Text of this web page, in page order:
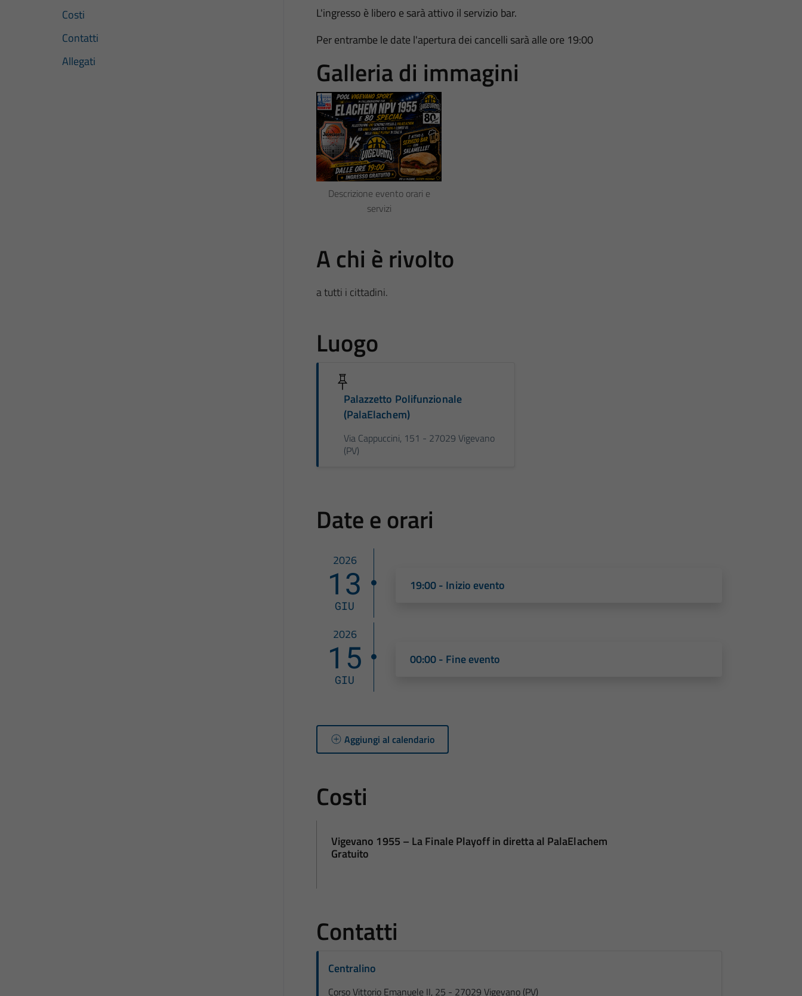
Costi
Contatti
Allegati
L'ingresso è libero e sarà attivo il servizio bar.
Per entrambe le date l'apertura dei cancelli sarà alle ore 19:00
Galleria di immagini
Descrizione evento orari e
servizi
A chi è rivolto
a tutti i cittadini.
Luogo
Palazzetto Polifunzionale
(PalaElachem)
Via Cappuccini, 151 - 27029 Vigevano
(PV)
Date e orari
2026
13
GIU
19:00 - Inizio evento
2026
15
GIU
00:00 - Fine evento
Aggiungi al calendario
Costi
Vigevano 1955 – La Finale Playoff in diretta al PalaElachem
Gratuito
Contatti
Centralino
Corso Vittorio Emanuele II, 25 - 27029 Vigevano (PV)